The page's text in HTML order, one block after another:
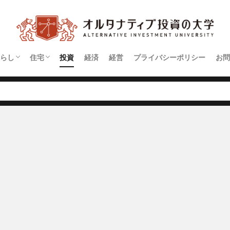
し
約
住宅
アパート
マンション
投資 経済 経営 プライバシーポリシー お